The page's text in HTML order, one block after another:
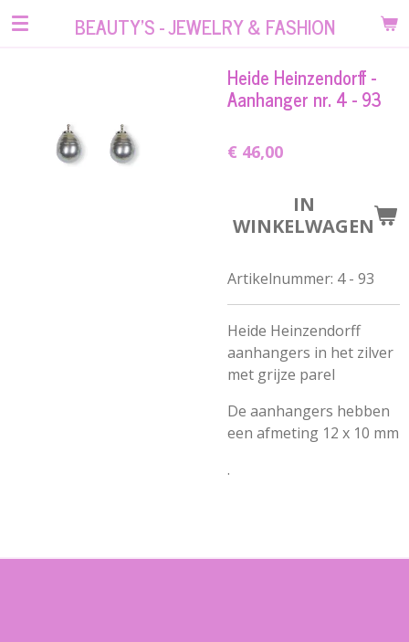
Ga
BEAUTY'S - JEWELRY & FASHION
Heide Heinzendorff -
Aanhanger nr. 4 - 93
€ 46,00
IN
WINKELWAGEN
Artikelnummer: 4 - 93
Heide Heinzendorff
aanhangers in het zilver
met grijze parel
De aanhangers hebben
een afmeting 12 x 10 mm
.